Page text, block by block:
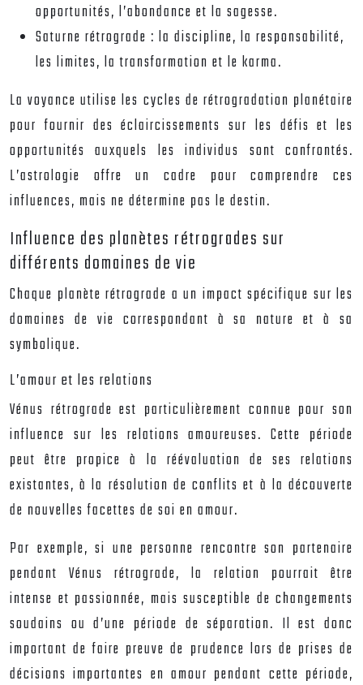
opportunités, l’abondance et la sagesse.
Saturne rétrograde : la discipline, la responsabilité,
les limites, la transformation et le karma.
La voyance utilise les cycles de rétrogradation planétaire
pour fournir des éclaircissements sur les défis et les
opportunités auxquels les individus sont confrontés.
L’astrologie offre un cadre pour comprendre ces
influences, mais ne détermine pas le destin.
Influence des planètes rétrogrades sur
différents domaines de vie
Chaque planète rétrograde a un impact spécifique sur les
domaines de vie correspondant à sa nature et à sa
symbolique.
L’amour et les relations
Vénus rétrograde est particulièrement connue pour son
influence sur les relations amoureuses. Cette période
peut être propice à la réévaluation de ses relations
existantes, à la résolution de conflits et à la découverte
de nouvelles facettes de soi en amour.
Par exemple, si une personne rencontre son partenaire
pendant Vénus rétrograde, la relation pourrait être
intense et passionnée, mais susceptible de changements
soudains ou d’une période de séparation. Il est donc
important de faire preuve de prudence lors de prises de
décisions importantes en amour pendant cette période,